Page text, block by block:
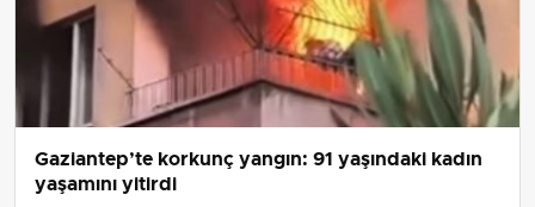
Gaziantep’te korkunç yangın: 91 yaşındaki kadın
yaşamını yitirdi